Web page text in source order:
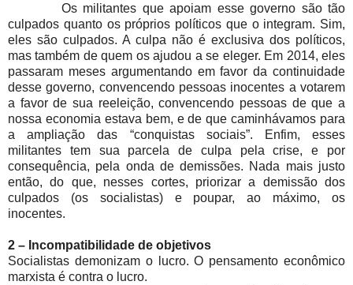
Os militantes que apoiam esse governo são tão
culpados quanto os próprios políticos que o integram. Sim,
eles são culpados. A culpa não é exclusiva dos políticos,
mas também de quem os ajudou a se eleger. Em 2014, eles
passaram meses argumentando em favor da continuidade
desse governo, convencendo pessoas inocentes a votarem
a favor de sua reeleição, convencendo pessoas de que a
nossa economia estava bem, e de que caminhávamos para
a ampliação das “conquistas sociais”. Enfim, esses
militantes tem sua parcela de culpa pela crise, e por
consequência, pela onda de demissões. Nada mais justo
então, do que, nesses cortes, priorizar a demissão dos
culpados (os socialistas) e poupar, ao máximo, os
inocentes.
2 – Incompatibilidade de objetivos
Socialistas demonizam o lucro. O pensamento econômico
marxista é contra o lucro.